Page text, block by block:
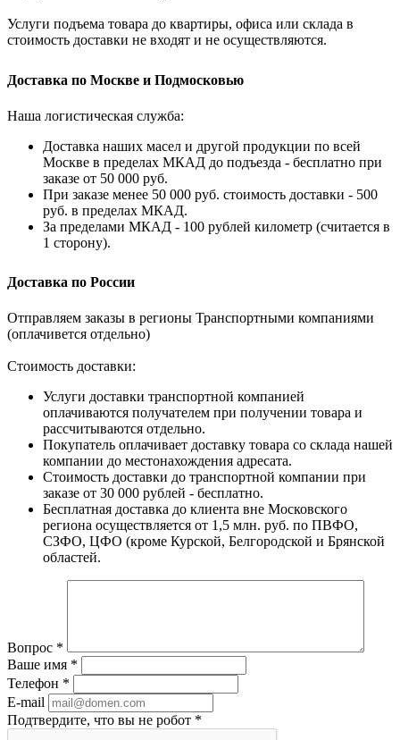
Услуги подъема товара до квартиры, офиса или склада в
стоимость доставки не входят и не осуществляются.
Доставка по Москве и Подмосковью
Наша логистическая служба:
Доставка наших масел и другой продукции по всей
Москве в пределах МКАД до подъезда - бесплатно при
заказе от 50 000 руб.
При заказе менее 50 000 руб. стоимость доставки - 500
руб. в пределах МКАД.
За пределами МКАД - 100 рублей километр (считается в
1 сторону).
Доставка по России
Отправляем заказы в регионы Транспортными компаниями
(оплачивется отдельно)
Стоимость доставки:
Услуги доставки транспортной компанией
оплачиваются получателем при получении товара и
рассчитываются отдельно.
Покупатель оплачивает доставку товара со склада нашей
компании до местонахождения адресата.
Стоимость доставки до транспортной компании при
заказе от 30 000 рублей - бесплатно.
Бесплатная доставка до клиента вне Московского
региона осуществляется от 1,5 млн. руб. по ПВФО,
СЗФО, ЦФО (кроме Курской, Белгородской и Брянской
областей.
Вопрос *
Ваше имя *
Телефон *
E-mail
Подтвердите, что вы не робот *